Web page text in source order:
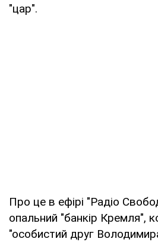
"цар".
Про це в ефірі "Радіо
опальний "банкір Кремля",
"особистий друг